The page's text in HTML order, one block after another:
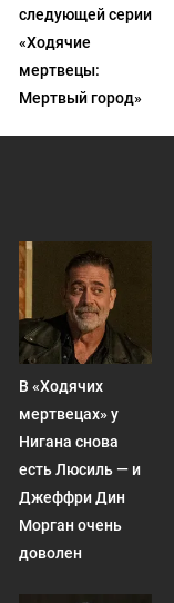
следующей серии
«Ходячие
мертвецы:
Мертвый город»
В «Ходячих
мертвецах» у
Нигана снова
есть Люсиль — и
Джеффри Дин
Морган очень
доволен